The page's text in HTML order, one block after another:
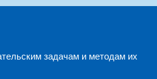
задачам и методам их